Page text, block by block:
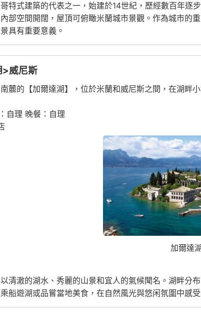
特式建築的代表之一，始建於14世紀，歷經數百年逐
部空間開闊，屋頂可俯瞰米蘭城市景觀。作為城市的
具有重要意義。
>威尼斯
麓的【加爾達湖】，位於米蘭和威尼斯之間，在湖
自理 晚餐：自理
加爾達湖
清澈的湖水、秀麗的山景和宜人的氣候聞名。湖畔分
船遊湖或品嘗當地美食，在自然風光與悠闲氛圍中感